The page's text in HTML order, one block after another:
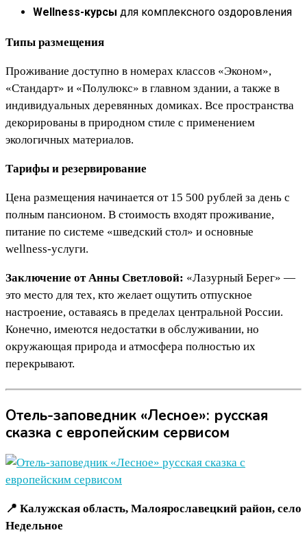
Wellness-курсы для комплексного оздоровления
Типы размещения
Проживание доступно в номерах классов «Эконом»,
«Стандарт» и «Полулюкс» в главном здании, а также в
индивидуальных деревянных домиках. Все пространства
декорированы в природном стиле с применением
экологичных материалов.
Тарифы и резервирование
Цена размещения начинается от 15 500 рублей за день с
полным пансионом. В стоимость входят проживание,
питание по системе «шведский стол» и основные
wellness-услуги.
Заключение от Анны Светловой: «Лазурный Берег» —
это место для тех, кто желает ощутить отпускное
настроение, оставаясь в пределах центральной России.
Конечно, имеются недостатки в обслуживании, но
окружающая природа и атмосфера полностью их
перекрывают.
Отель-заповедник «Лесное»: русская
сказка с европейским сервисом
📍 Калужская область, Малоярославецкий район, село
Недельное